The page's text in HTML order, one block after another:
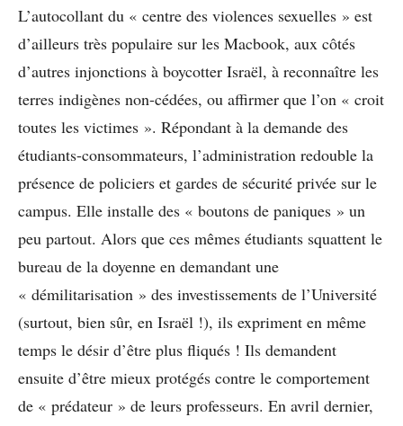
L’autocollant du « centre des violences sexuelles » est
d’ailleurs très populaire sur les Macbook, aux côtés
d’autres injonctions à boycotter Israël, à reconnaître les
terres indigènes non-cédées, ou affirmer que l’on « croit
toutes les victimes ». Répondant à la demande des
étudiants-consommateurs, l’administration redouble la
présence de policiers et gardes de sécurité privée sur le
campus. Elle installe des « boutons de paniques » un
peu partout. Alors que ces mêmes étudiants squattent le
bureau de la doyenne en demandant une
« démilitarisation » des investissements de l’Université
(surtout, bien sûr, en Israël !), ils expriment en même
temps le désir d’être plus fliqués ! Ils demandent
ensuite d’être mieux protégés contre le comportement
de « prédateur » de leurs professeurs. En avril dernier,